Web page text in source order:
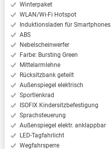
Winterpaket
WLAN/Wi-Fi Hotspot
Induktionsladen für Smartphones
ABS
Nebelscheinwerfer
Farbe: Bursting Green
Mittelarmlehne
Rücksitzbank geteilt
Außenspiegel elektrisch
Sportlenkrad
ISOFIX Kindersitzbefestigung
Sprachsteuerung
Außenspiegel elektr. anklappbar
LED-Tagfahrlicht
Wegfahrsperre